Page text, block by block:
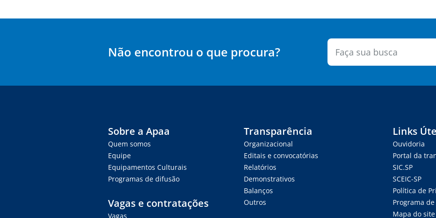
Não encontrou o que procura?
Sobre a Apaa
Quem somos
Equipe
Equipamentos Culturais
Programas de difusão
Vagas e contratações
Vagas
Transparência
Organizacional
Editais e convocatórias
Relatórios
Demonstrativos
Balanços
Outros
Links
Ouvidoria
Portal da
SIC.SP
SCEIC-SP
Política de
Programa
Mapa do site